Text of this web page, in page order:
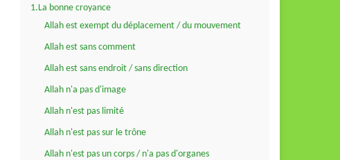
1.La bonne croyance
Allah est exempt du déplacement / du mouvement
Allah est sans comment
Allah est sans endroit / sans direction
Allah n'a pas d'image
Allah n'est pas limité
Allah n'est pas sur le trône
Allah n'est pas un corps / n'a pas d'organes